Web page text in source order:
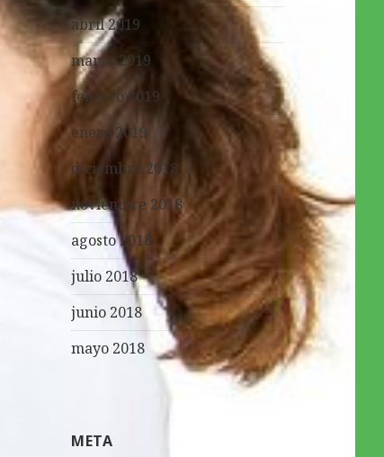
abril 2019
marzo 2019
febrero 2019
enero 2019
diciembre 2018
noviembre 2018
agosto 2018
julio 2018
junio 2018
mayo 2018
META